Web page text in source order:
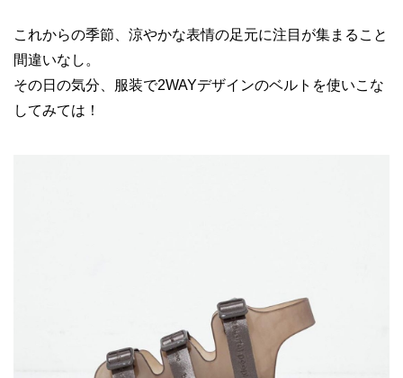
これからの季節、涼やかな表情の足元に注目が集まること
間違いなし。
その日の気分、服装で2WAYデザインのベルトを使いこな
してみては！